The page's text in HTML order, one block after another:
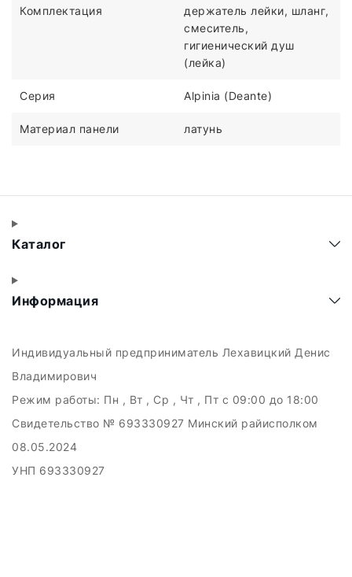
Комплектация
держатель лейки, шланг,
смеситель,
гигиенический душ
(лейка)
Серия Alpinia (Deante)
Материал панели латунь
Каталог
Информация
Индивидуальный предприниматель Лехавицкий Денис
Владимирович
Режим работы: Пн , Вт , Ср , Чт , Пт c 09:00 до 18:00
Свидетельство № 693330927 Минский райисполком
08.05.2024
УНП 693330927